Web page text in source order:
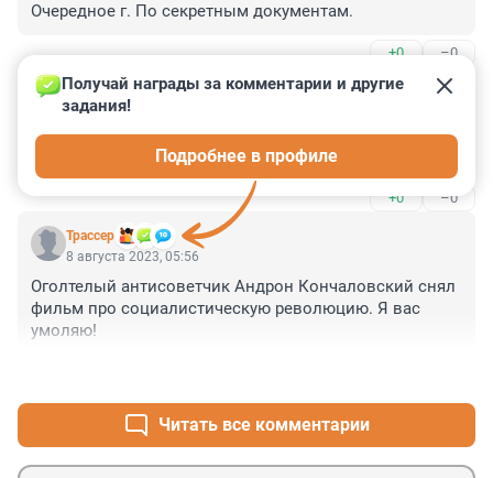
Очередное г. По секретным документам.
+0 –0
Гость
9 августа 2023, 08:37
не было никакой революции. Антигосударственный
переворот кучкой предателей.
+0 –0
Трассер
Получай награды за комментарии и другие
задания!
Подробнее в профиле
8 августа 2023, 05:56
Оголтелый антисоветчик Андрон Кончаловский снял
фильм про социалистическую революцию. Я вас
умоляю!
Читать все комментарии